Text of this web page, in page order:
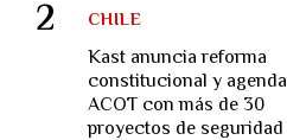
Kast anuncia reforma
constitucional y agenda
ACOT con más de 30
proyectos de seguridad
CHILE